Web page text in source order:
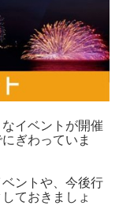
イベントが開催
ぎわっていま
ントや、今後行
ておきましょ